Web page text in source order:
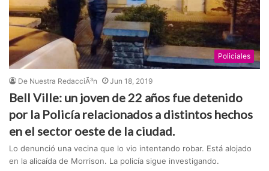
Policiales
De Nuestra RedacciÃ³n Jun 18, 2019
Bell Ville: un joven de 22 años fue detenido
por la Policía relacionados a distintos hechos
en el sector oeste de la ciudad.
Lo denunció una vecina que lo vio intentando robar. Está alojado
en la alicaída de Morrison. La policía sigue investigando.